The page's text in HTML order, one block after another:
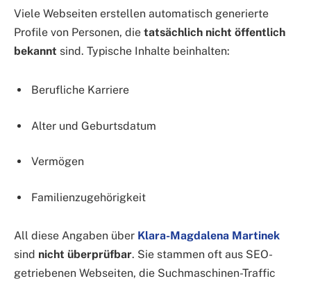
Viele Webseiten erstellen automatisch generierte
Profile von Personen, die tatsächlich nicht öffentlich
bekannt sind. Typische Inhalte beinhalten:
Berufliche Karriere
Alter und Geburtsdatum
Vermögen
Familienzugehörigkeit
All diese Angaben über Klara-Magdalena Martinek
sind nicht überprüfbar. Sie stammen oft aus SEO-
getriebenen Webseiten, die Suchmaschinen-Traffic